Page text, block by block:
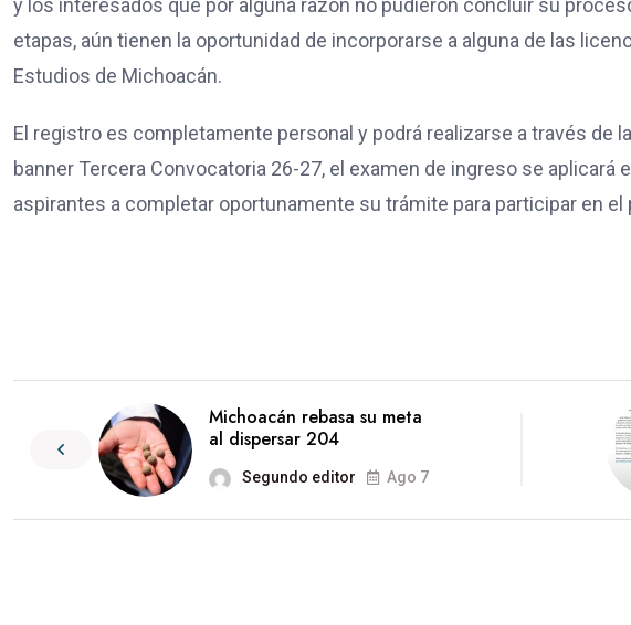
y los interesados que por alguna razón no pudieron concluir su
etapas, aún tienen la oportunidad de incorporarse a alguna de las
Estudios de Michoacán.
El registro es completamente personal y podrá realizarse a través de
banner Tercera Convocatoria 26-27, el examen de ingreso se aplicará
aspirantes a completar oportunamente su trámite para participar en
Michoacán rebasa su meta
al dispersar 204
Segundo editor Ago 7